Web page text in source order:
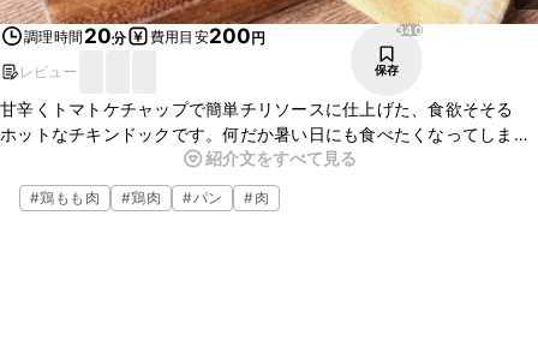
調理時間 20分 費用目安200円
レビュー
340
保存
甘辛くトマトケチャップで簡単チリソースに仕上げた、食欲そそる
ホットなチキンドックです。何だか暑い日にも食べたくなってしまう
一品ですよ。工程も簡単ですので、是非、お試し下さい。休日の朝食
や昼食にいかがでしょうか。
紹介文をすべて見る
#鶏もも肉 #鶏肉 #パン #肉